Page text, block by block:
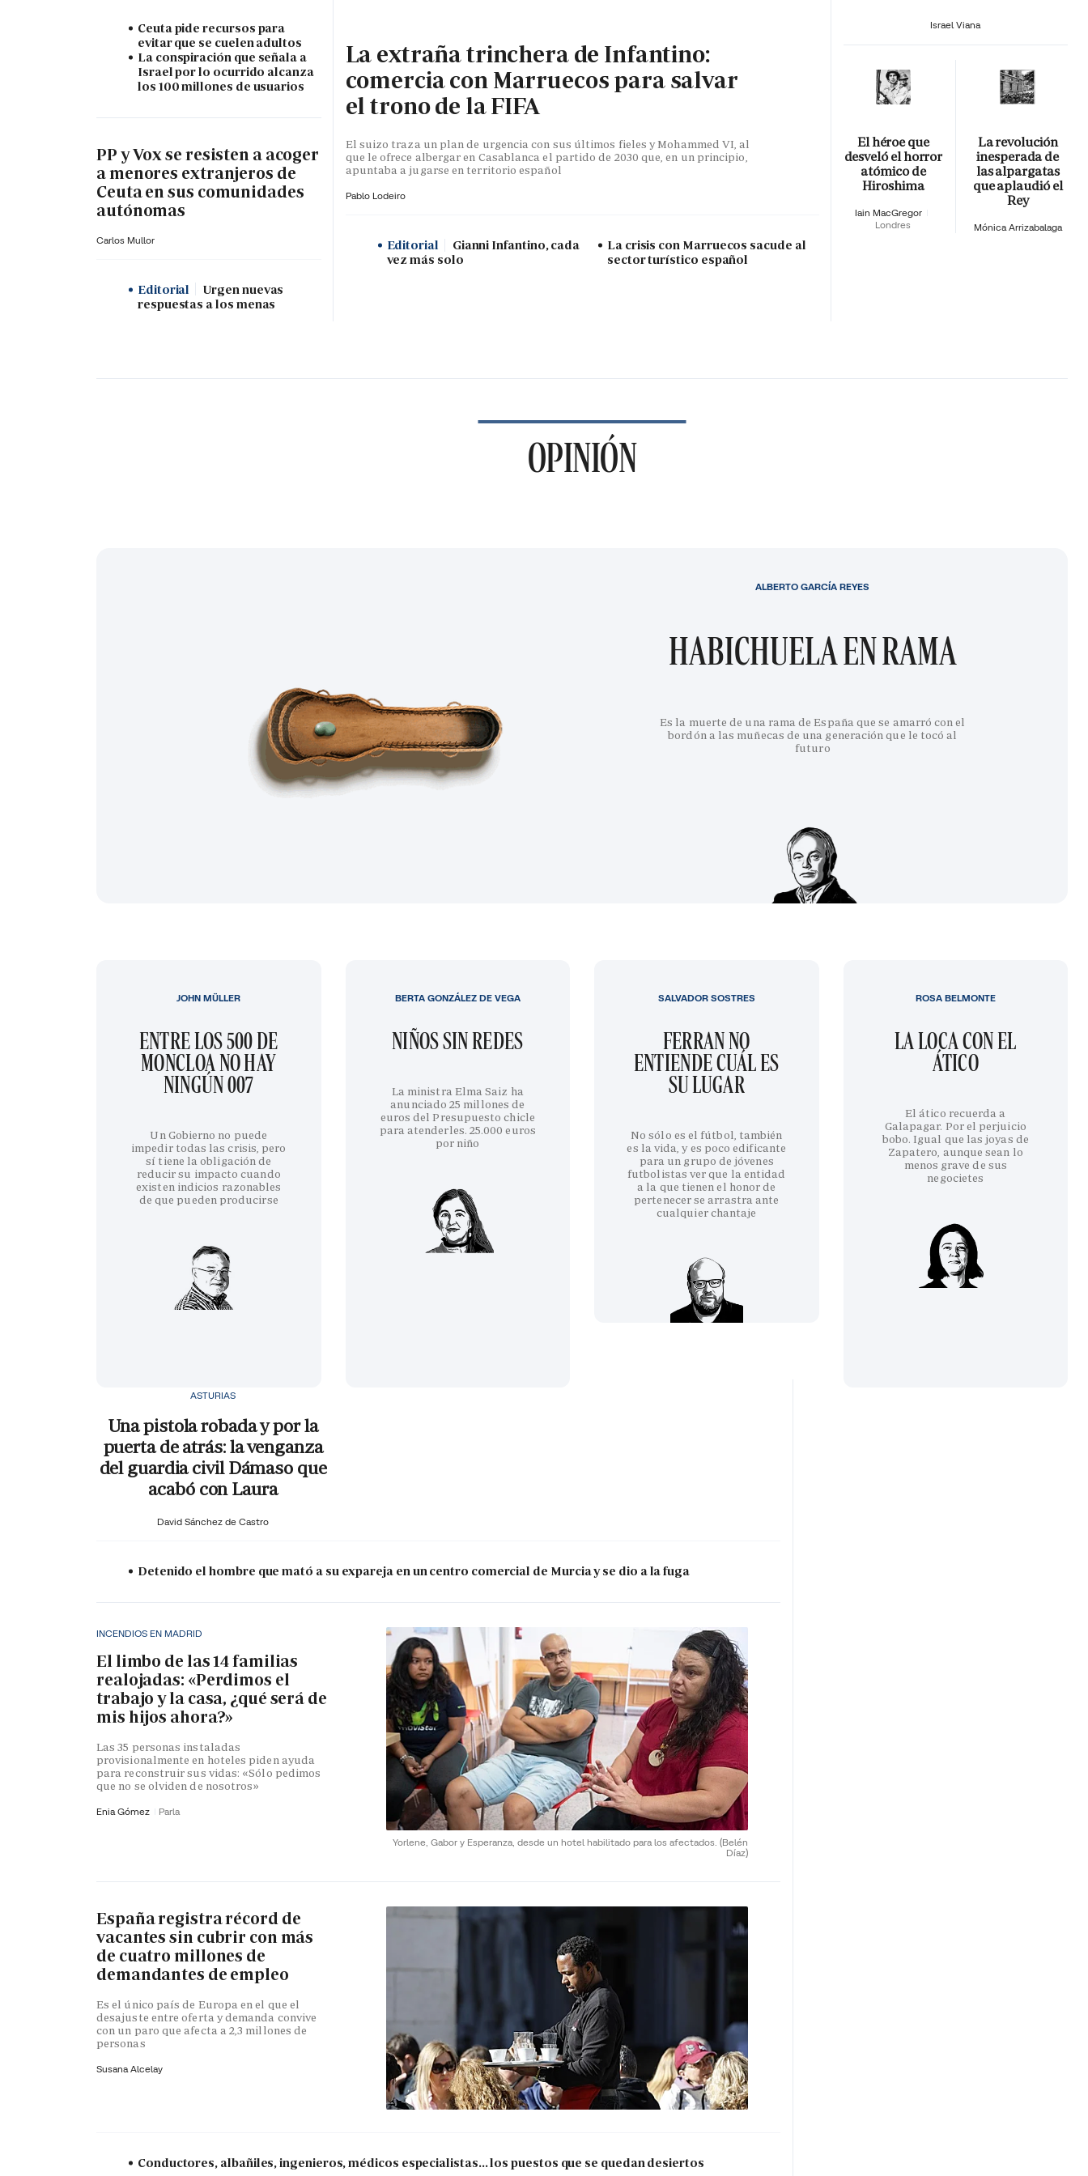
Ceuta pide recursos para
evitar que se cuelen adultos
La conspiración que señala a
Israel por lo ocurrido alcanza
los 100 millones de usuarios
PP y Vox se resisten a acoger
a menores extranjeros de
Ceuta en sus comunidades
autónomas
Carlos Mullor
Editorial
Urgen nuevas
respuestas a los menas
La extraña trinchera de Infantino:
comercia con Marruecos para salvar
el trono de la FIFA
El suizo traza un plan de urgencia con sus últimos fieles y Mohammed VI, al
que le ofrece albergar en Casablanca el partido de 2030 que, en un principio,
apuntaba a jugarse en territorio español
Pablo Lodeiro
Editorial
Gianni Infantino, cada
vez más solo
La crisis con Marruecos sacude al
sector turístico español
Israel Viana
El héroe que
desveló el horror
atómico de
Hiroshima
Iain MacGregor
Londres
La revolución
inesperada de
las alpargatas
que aplaudió el
Rey
Mónica Arrizabalaga
OPINIÓN
HABICHUELA EN RAMA
Es la muerte de una rama de España que se amarró con el
bordón a las muñecas de una generación que le tocó al
futuro
ALBERTO GARCÍA REYES
ENTRE LOS 500 DE
MONCLOA NO HAY
NINGÚN 007
Un Gobierno no puede
impedir todas las crisis, pero
sí tiene la obligación de
reducir su impacto cuando
existen indicios razonables
de que pueden producirse
JOHN MÜLLER
NIÑOS SIN REDES
La ministra Elma Saiz ha
anunciado 25 millones de
euros del Presupuesto chicle
para atenderles. 25.000 euros
por niño
BERTA GONZÁLEZ DE VEGA
FERRAN NO
ENTIENDE CUÁL ES
SU LUGAR
No sólo es el fútbol, también
es la vida, y es poco edificante
para un grupo de jóvenes
futbolistas ver que la entidad
a la que tienen el honor de
pertenecer se arrastra ante
cualquier chantaje
SALVADOR SOSTRES
LA LOCA CON EL
ÁTICO
El ático recuerda a
Galapagar. Por el perjuicio
bobo. Igual que las joyas de
Zapatero, aunque sean lo
menos grave de sus
negocietes
ROSA BELMONTE
ASTURIAS
Una pistola robada y por la
puerta de atrás: la venganza
del guardia civil Dámaso que
acabó con Laura
David Sánchez de Castro
Detenido el hombre que mató a su expareja en un centro comercial de Murcia y se dio a la fuga
Yorlene, Gabor y Esperanza, desde un hotel habilitado para los afectados. (Belén
Díaz)
INCENDIOS EN MADRID
El limbo de las 14 familias
realojadas: «Perdimos el
trabajo y la casa, ¿qué será de
mis hijos ahora?»
Las 35 personas instaladas
provisionalmente en hoteles piden ayuda
para reconstruir sus vidas: «Sólo pedimos
que no se olviden de nosotros»
Enia Gómez Parla
España registra récord de
vacantes sin cubrir con más
de cuatro millones de
demandantes de empleo
Es el único país de Europa en el que el
desajuste entre oferta y demanda convive
con un paro que afecta a 2,3 millones de
personas
Susana Alcelay
Conductores, albañiles, ingenieros, médicos especialistas... los puestos que se quedan desiertos